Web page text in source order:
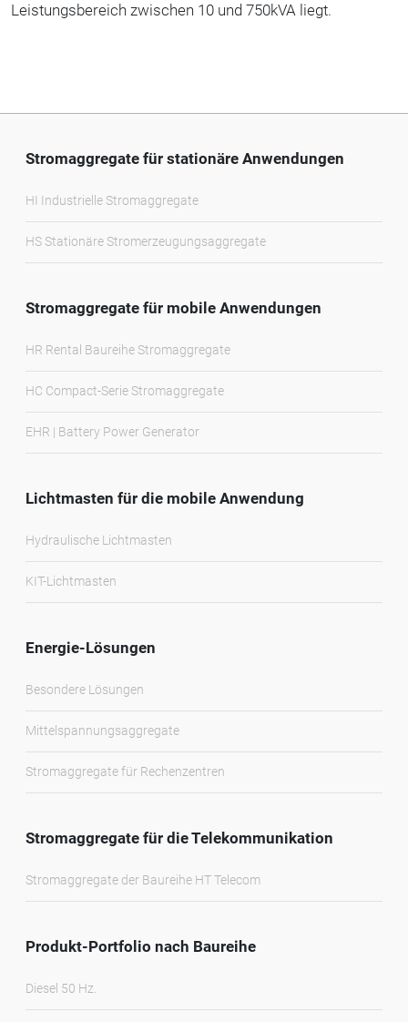
Leistungsbereich zwischen 10 und 750kVA liegt.
Stromaggregate für stationäre Anwendungen
HI Industrielle Stromaggregate
HS Stationäre Stromerzeugungsaggregate
Stromaggregate für mobile Anwendungen
HR Rental Baureihe Stromaggregate
HC Compact-Serie Stromaggregate
EHR | Battery Power Generator
Lichtmasten für die mobile Anwendung
Hydraulische Lichtmasten
KIT-Lichtmasten
Energie-Lösungen
Besondere Lösungen
Mittelspannungsaggregate
Stromaggregate für Rechenzentren
Stromaggregate für die Telekommunikation
Stromaggregate der Baureihe HT Telecom
Produkt-Portfolio nach Baureihe
Diesel 50 Hz.